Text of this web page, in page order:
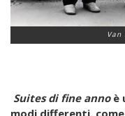
Van
Suites di fine annoè